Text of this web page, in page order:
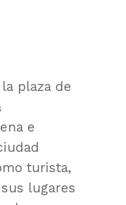
plaza de
e
turista,
lugares